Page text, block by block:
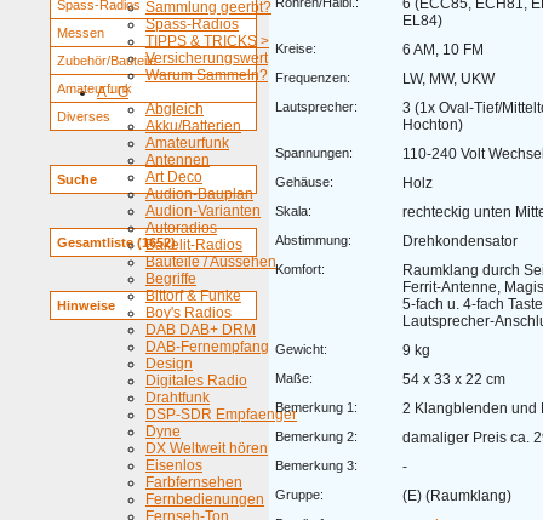
Sammlung geerbt?
Spass-Radios
TIPPS & TRICKS >
Versicherungswert
Warum Sammeln?
A - G
Abgleich
Akku/Batterien
Amateurfunk
Antennen
Art Deco
Audion-Bauplan
Audion-Varianten
Autoradios
Bakelit-Radios
Bauteile / Aussehen
Begriffe
Bittorf & Funke
Boy's Radios
DAB DAB+ DRM
DAB-Fernempfang
Design
Digitales Radio
Drahtfunk
DSP-SDR Empfaenger
Dyne
DX Weltweit hören
Eisenlos
Farbfernsehen
Fernbedienungen
Fernseh-Ton
Spass-Radios
Messen
Zubehör/Bauteile
Amateurfunk
Diverses
Suche
Gesamtliste (1652)
Hinweise
6 (ECC85, ECH81,
EL84)
Kreise: 6 AM, 10 FM
Frequenzen: LW, MW, UKW
Lautsprecher:
3 (1x Oval-Tief/
Hochton)
Spannungen: 110-240 Volt
Gehäuse: Holz
Skala: rechteckig unten
Abstimmung: Drehkondensator
Komfort:
Raumklang durch
Ferrit-Antenne,
5-fach u. 4-fach
Lautsprecher-
Gewicht: 9 kg
Maße: 54 x 33 x 22 cm
Bemerkung 1: 2 Klangblenden und
Bemerkung 2: damaliger Preis ca.
Bemerkung 3: -
Gruppe: (E) (Raumklang)